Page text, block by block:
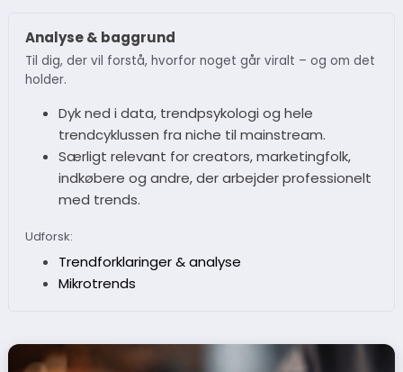
Analyse & baggrund
Til dig, der vil forstå, hvorfor noget går viralt – og om det
holder.
Dyk ned i data, trendpsykologi og hele
trendcyklussen fra niche til mainstream.
Særligt relevant for creators, marketingfolk,
indkøbere og andre, der arbejder professionelt
med trends.
Udforsk:
Trendforklaringer & analyse
Mikrotrends